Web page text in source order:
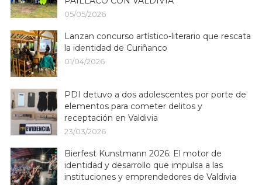
05/05/2026
Lanzan concurso artístico-literario que rescata
la identidad de Curiñanco
01/04/2026
PDI detuvo a dos adolescentes por porte de
elementos para cometer delitos y
receptación en Valdivia
23/03/2026
Bierfest Kunstmann 2026: El motor de
identidad y desarrollo que impulsa a las
instituciones y emprendedores de Valdivia